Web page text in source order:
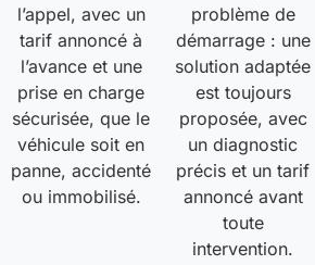
l’appel, avec un
tarif annoncé à
l’avance et une
prise en charge
sécurisée, que le
véhicule soit en
panne, accidenté
ou immobilisé.
problème de
démarrage : une
solution adaptée
est toujours
proposée, avec
un diagnostic
précis et un tarif
annoncé avant
toute
intervention.